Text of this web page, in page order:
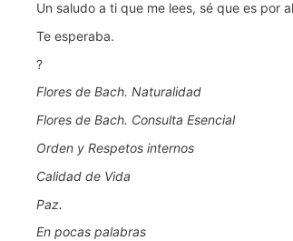
Un saludo a ti que me lees, sé que es por
Te esperaba.
?
Flores de Bach. Naturalidad
Flores de Bach. Consulta Esencial
Orden y Respetos internos
Calidad de Vida
Paz.
En pocas palabras